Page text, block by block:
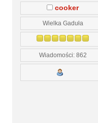
cooker
Wielka Gaduła
Wiadomości: 862